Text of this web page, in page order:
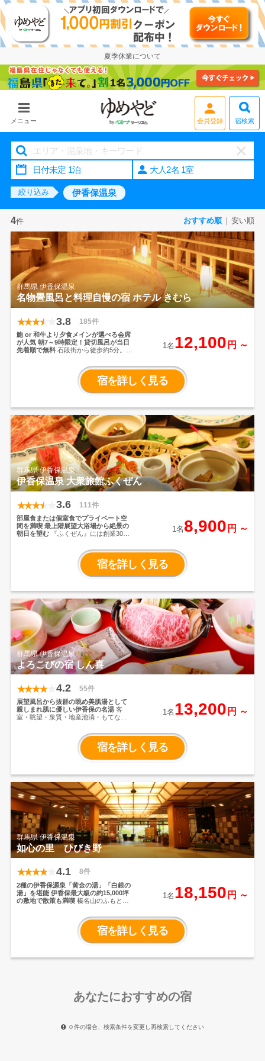
夏季休業について
メニュー
会員登録
宿検索
大人2名 1室
絞り込み 伊香保温泉
4件 おすすめ順 安い順
群馬県 伊香保温泉
名物畳風呂と料理自慢の宿 ホテル きむら
3.8 185件
鮑 or 和牛より夕食メインが選べる会席
が人気朝7～9時限定！貸切風呂が当日
先着順で無料石段街から徒歩約5分。伊
テルきむら。ホテル名物は、お客様へ
の思いやりから生まれた「畳風呂」。
安全性と快適性を見直し、滑りづらく
優しい感触がシニアにも好評です。朝7
ご夕食は「鮑の踊り焼き」または「国
産牛ステーキ」からメインが選べる会
席料理をご用意。季節の味覚と伊香保
の自然の恵みがたっぷり詰まったお料
理を心ゆくまで満喫してください。
1名 12,100 円 ～
宿を詳しく見る
群馬県 伊香保温泉
伊香保温泉 大衆旅館ふくぜん
3.6 111件
部屋食または個室食でプライベート空
間を満喫最上階展望大浴場から絶景の
朝日を望む『ふくぜん』には創業300
【福田善十郎】（ふくだぜんじゅうろ
う）による創業と伝え聞きます。 創業
者【福田善十郎】の福と善を用い、
『福善旅館』として、もともとは石段
温泉街の最上段近くにて営業を開始い
保無色透明な「白銀の湯」を使用して
いる最上階展望大浴場「桃源の湯」で
は、上州の雄大な山々の移り変わる自
然の表情を一年を通してご覧いただけ
ます。地元の食材と旬の美味を使用し
たふくぜんの創作料理を「部屋食」ま
たは「個室会場」で存分にお楽しみく
ださい。
1名 8,900 円 ～
宿を詳しく見る
群馬県 伊香保温泉
よろこびの宿 しん喜
4.2 55件
展望風呂から抜群の眺め美肌湯として
親しまれ肌に優しい伊香保の名湯客
室・眺望・泉質・地産池消・もてなし
の湯宿「よろこびの宿 しん喜」で
は、標高800mから上州の大パノラマを
望む露天風呂を愉しめる。春は新緑、
夏は涼風、秋は紅葉、冬は雪見と四季
容の異なる上州の味覚たっぷりの会席
に舌鼓。館内のあらゆる場所で自然を
感じる心地よさに、心ほどける特別な
ひと時を。
1名 13,200 円 ～
宿を詳しく見る
群馬県 伊香保温泉
如心の里 ひびき野
4.1 8件
2種の伊香保源泉「黄金の湯」「白銀の
湯」を堪能伊香保最大級の約15,000坪
の敷地で散策も満喫榛名山のふもと、
約15,000坪の敷地には庭園や
小路があり、季節ごとに表情を変える
和の趣や、あたた
かみ溢れる館内では料理長こだわりの
1名 18,150 円 ～
宿を詳しく見る
あなたにおすすめの宿
０件の場合、検索条件を変更し再検索してください